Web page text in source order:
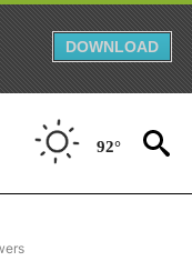
DOWNLOAD
92°
- SPANISH" TO RECEIVE